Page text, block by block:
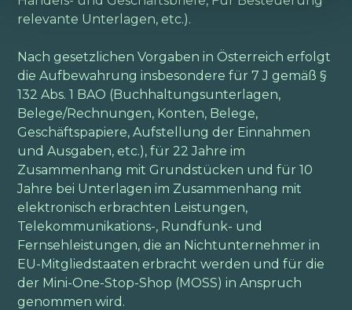
relevante Unterlagen, etc.).
Nach gesetzlichen Vorgaben in Österreich erfolgt
die Aufbewahrung insbesondere für 7 J gemäß §
132 Abs. 1 BAO (Buchhaltungsunterlagen,
Belege/Rechnungen, Konten, Belege,
Geschäftspapiere, Aufstellung der Einnahmen
und Ausgaben, etc.), für 22 Jahre im
Zusammenhang mit Grundstücken und für 10
Jahre bei Unterlagen im Zusammenhang mit
elektronisch erbrachten Leistungen,
Telekommunikations-, Rundfunk- und
Fernsehleistungen, die an Nichtunternehmer in
EU-Mitgliedstaaten erbracht werden und für die
der Mini-One-Stop-Shop (MOSS) in Anspruch
genommen wird.